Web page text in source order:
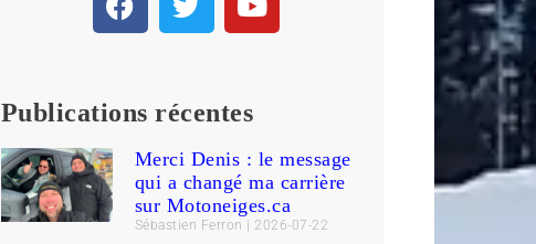
Publications récentes
Merci Denis : le message
qui a changé ma carrière
sur Motoneiges.ca
Sébastien Ferron 2026-07-22